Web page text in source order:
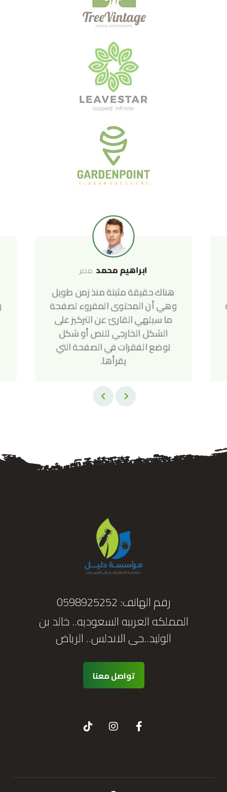
ابراهیم محمد مدیر
هناك حقيقة مثبتة منذ زمن طويل
وهي أن المحتوى المقروء لصفحة
ما سيلهي القارئ عن التركيز على
الشكل الخارجي للنص أو شكل
توضع الفقرات في الصفحة التي
يقرأها.
رقم الهاتف:0598925252
المملكه العربيه السعوديه.. خالد بن
الوليد..حى الاندلس.. الرياض
تواصل معنا